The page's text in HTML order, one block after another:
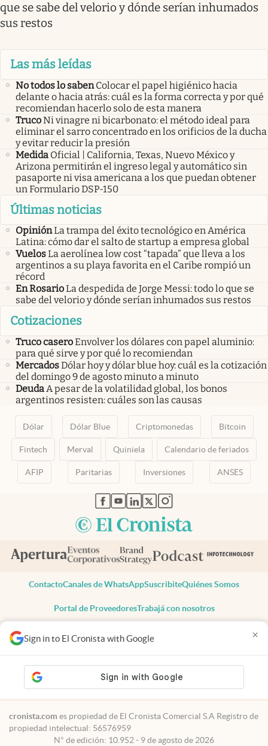
Sign in to El Cronista with Google ×
que se sabe del velorio y dónde serían inhumados
sus restos
Las más leídas
No todos lo saben Colocar el papel higiénico hacia
delante o hacia atrás: cuál es la forma correcta y por qué
recomiendan hacerlo solo de esta manera
TrucoNi vinagre ni bicarbonato: el método ideal para
eliminar el sarro concentrado en los orificios de la ducha
y evitar reducir la presión
Medida Oficial | California, Texas, Nuevo México y
Arizona permitirán el ingreso legal y automático sin
pasaporte ni visa americana a los que puedan obtener
un Formulario DSP-150
Últimas noticias
OpiniónLa trampa del éxito tecnológico en América
Latina: cómo dar el salto de startup a empresa global
VuelosLa aerolínea low cost “tapada” que lleva a los
argentinos a su playa favorita en el Caribe rompió un
récord
En RosarioLa despedida de Jorge Messi: todo lo que se
sabe del velorio y dónde serían inhumados sus restos
Cotizaciones
Truco caseroEnvolver los dólares con papel aluminio:
para qué sirve y por qué lo recomiendan
MercadosDólar hoy y dólar blue hoy: cuál es la cotización
del domingo 9 de agosto minuto a minuto
Deuda A pesar de la volatilidad global, los bonos
argentinos resisten: cuáles son las causas
Dólar Dólar Blue Criptomonedas Bitcoin
Fintech Merval Quiniela Calendario de feriados
AFIP Paritarias Inversiones ANSES
abre en nueva pestaña
abre en nueva pestaña
abre en nueva pestaña
abre en nueva pestaña
abre en nueva pestaña
ContactoCanales de WhatsAppSuscribiteQuiénes Somos
Portal de ProveedoresTrabajá con nosotros
Todos los derechos reservados
Privacidad
Consentimiento
Tel:+54 11 7078-3270
cronista.com es propiedad de El Cronista Comercial S.A Registro de
propiedad intelectual: 56576959
N° de edición: 10.952 - 9 de agosto de 2026